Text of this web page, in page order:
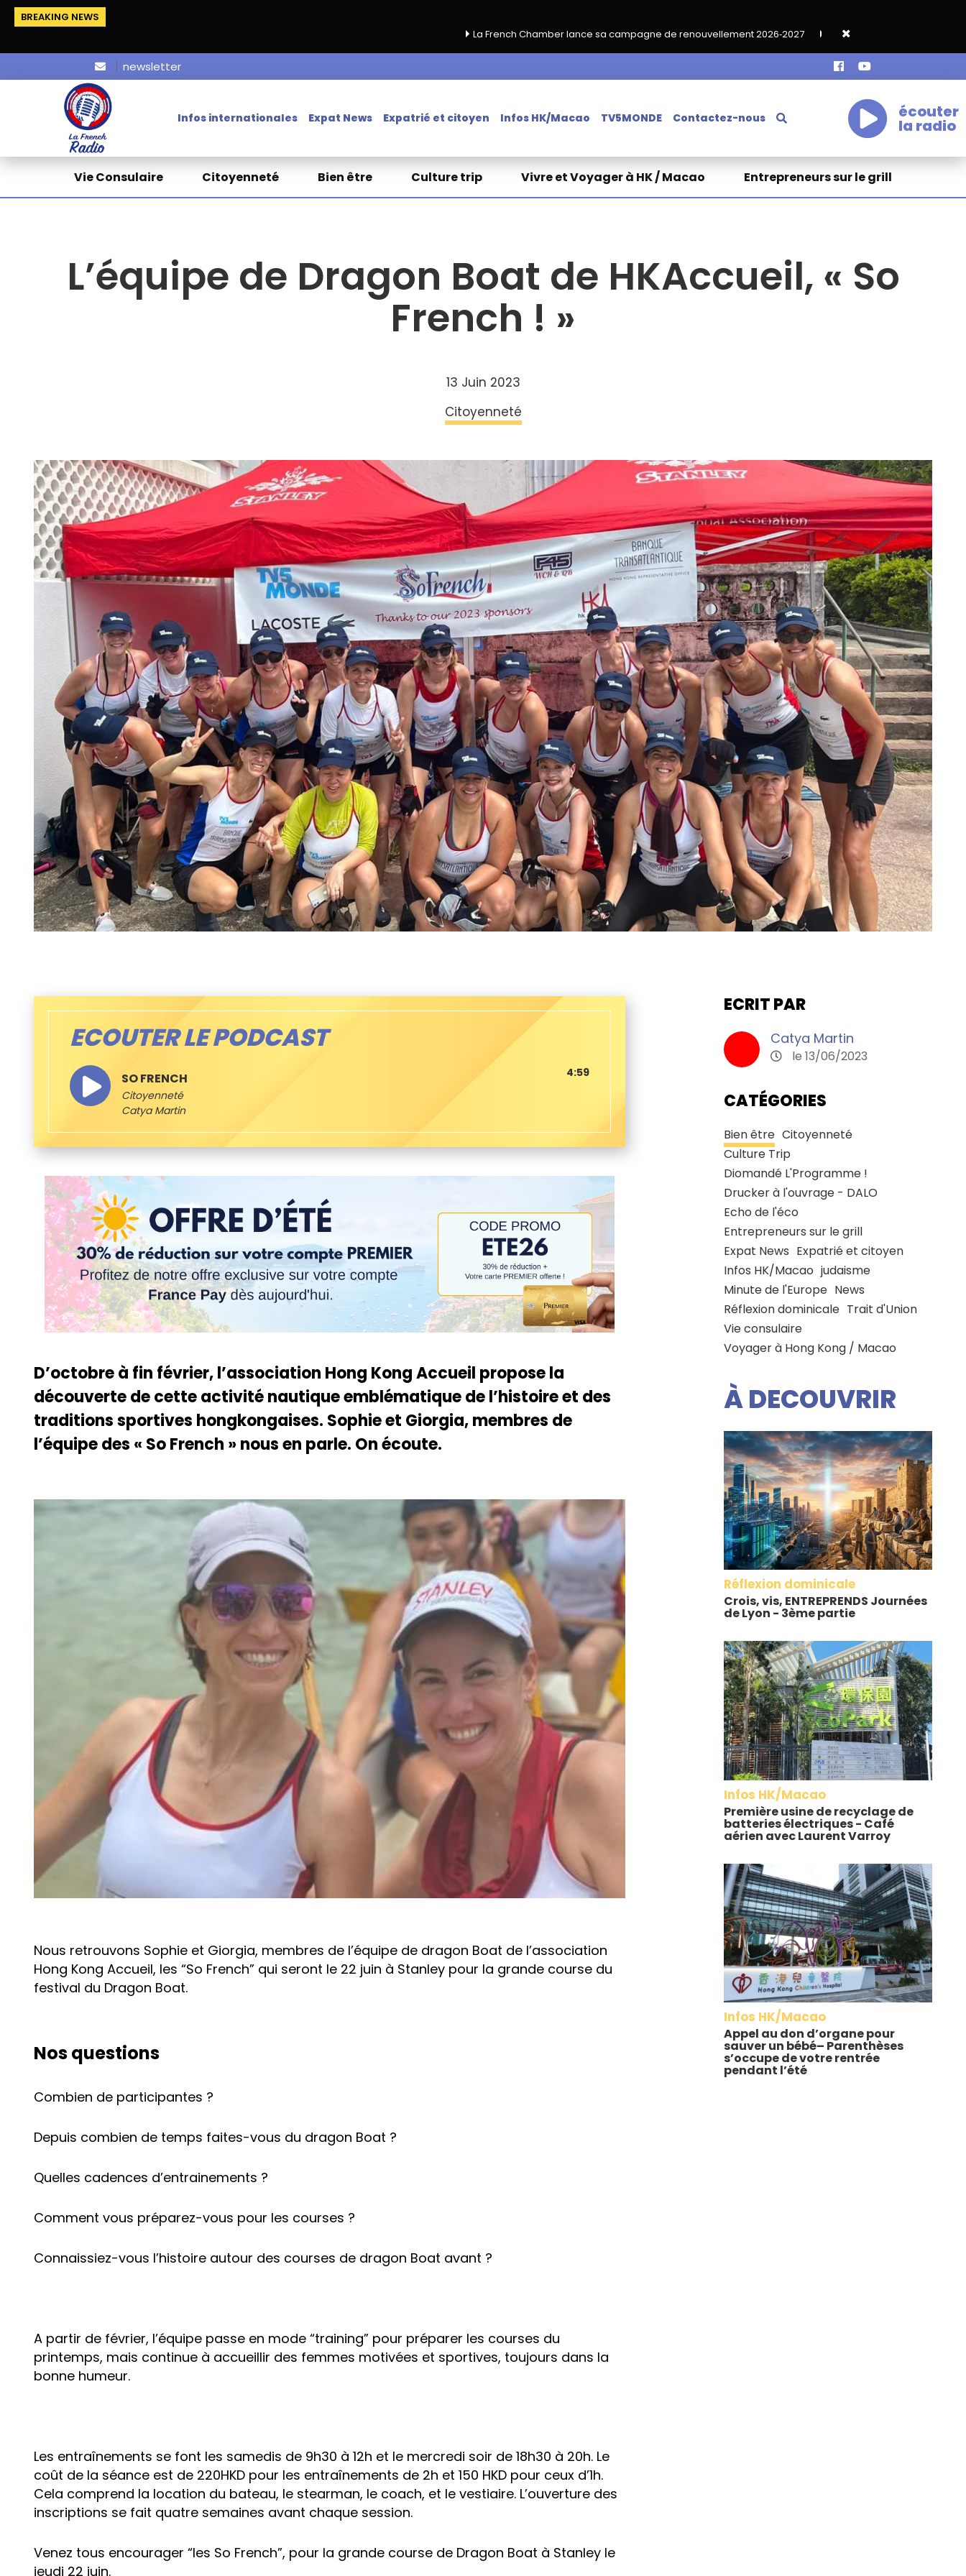
BREAKING NEWS
La French Chamber lance sa campagne de renouvellement 2026‑2027
Grand café de rentrée HKA le vendredi 18
newsletter
Infos internationales Expat News Expatrié et citoyen Infos HK/Macao TV5MONDE Contactez-nous écouter
la radio
Vie Consulaire Citoyenneté Bien être Culture trip Vivre et Voyager à HK / Macao Entrepreneurs sur le grill
L’équipe de Dragon Boat de HKAccueil, « So
French ! »
13 Juin 2023
Citoyenneté
ECOUTER LE PODCAST
SO FRENCH
Citoyenneté
Catya Martin
4:59
D’octobre à fin février, l’association Hong Kong Accueil propose la
découverte de cette activité nautique emblématique de l’histoire et des
traditions sportives hongkongaises. Sophie et Giorgia, membres de
l’équipe des « So French » nous en parle. On écoute.
Nous retrouvons Sophie et Giorgia, membres de l’équipe de dragon Boat de l’association
Hong Kong Accueil, les “So French” qui seront le 22 juin à Stanley pour la grande course du
festival du Dragon Boat.
Nos questions
Combien de participantes ?
Depuis combien de temps faites-vous du dragon Boat ?
Quelles cadences d’entrainements ?
Comment vous préparez-vous pour les courses ?
Connaissiez-vous l’histoire autour des courses de dragon Boat avant ?
A partir de février, l’équipe passe en mode “training” pour préparer les courses du
printemps, mais continue à accueillir des femmes motivées et sportives, toujours dans la
bonne humeur.
Les entraînements se font les samedis de 9h30 à 12h et le mercredi soir de 18h30 à 20h. Le
coût de la séance est de 220HKD pour les entraînements de 2h et 150 HKD pour ceux d’1h.
Cela comprend la location du bateau, le stearman, le coach, et le vestiaire. L’ouverture des
inscriptions se fait quatre semaines avant chaque session.
Venez tous encourager “les So French”, pour la grande course de Dragon Boat à Stanley le
jeudi 22 juin.
ECRIT PAR
Catya Martin
le 13/06/2023
CATÉGORIES
Bien être Citoyenneté
Culture Trip
Diomandé L'Programme !
Drucker à l'ouvrage - DALO
Echo de l'éco
Entrepreneurs sur le grill
Expat News Expatrié et citoyen
Infos HK/Macao judaisme
Minute de l'Europe News
Réflexion dominicale Trait d'Union
Vie consulaire
Voyager à Hong Kong / Macao
À DECOUVRIR
Réflexion dominicale
Crois, vis, ENTREPRENDS Journées
de Lyon - 3ème partie
Infos HK/Macao
Première usine de recyclage de
batteries électriques - Café
aérien avec Laurent Varroy
Infos HK/Macao
Appel au don d’organe pour
sauver un bébé– Parenthèses
s’occupe de votre rentrée
pendant l’été